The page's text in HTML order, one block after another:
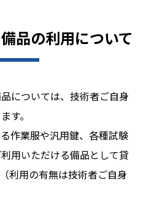
品の利用について
については、技術者ご自身
す。
作業服や汎用鍵、各種試験
用いただける備品として貸
利用の有無は技術者ご自身